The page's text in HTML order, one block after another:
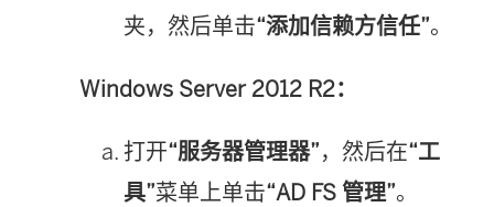
夹，然后单击“添加信赖方信任”。
Windows Server 2012 R2：
打开“服务器管理器”，然后在“工
具”菜单上单击“AD FS 管理”。